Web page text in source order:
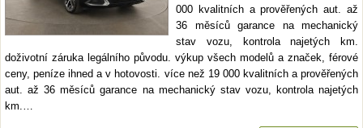
000 kvalitních a prověřených aut. až
36 měsíců garance na mechanický
stav vozu, kontrola najetých km.
doživotní záruka legálního původu. výkup všech modelů a značek, férové
ceny, peníze ihned a v hotovosti. více než 19 000 kvalitních a prověřených
aut. až 36 měsíců garance na mechanický stav vozu, kontrola najetých
km.…